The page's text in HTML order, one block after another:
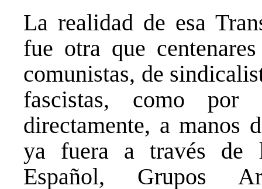
La realidad de esa
fue otra que
comunistas, de
fascistas, como por
directamente, a manos
ya fuera a través de
Español, Grupos